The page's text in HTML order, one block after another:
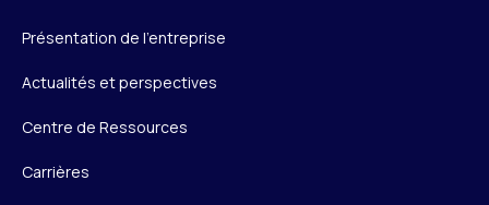
Présentation de l’entreprise
Actualités et perspectives
Centre de Ressources
Carrières